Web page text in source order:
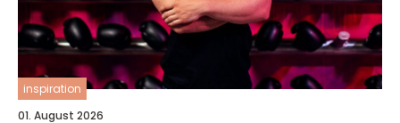
inspiration
01. August 2026